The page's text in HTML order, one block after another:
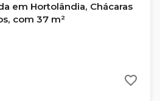
em Hortolândia, Chácaras
com 37 m²